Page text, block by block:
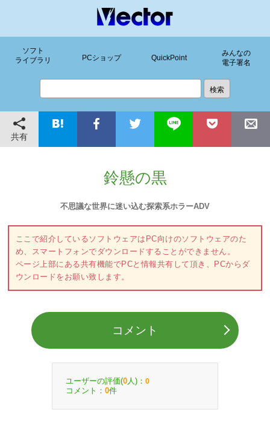
ソフト
ライブラリ
PCショップ QuickPoint
みんなの
電子署名
共有
鈴懸の黒
不思議な世界に迷い込む探索系ホラーADV
ここで紹介しているソフトウェアはPC向けのソフトウェアのた
め、スマートフォンでダウンロードすることができません。
ページ上部にある共有機能でPCと情報共有して頂き、PCからダ
ウンロードをお願い致します。
コメント
ユーザーの評価(0 人)： 0
コメント： 0件